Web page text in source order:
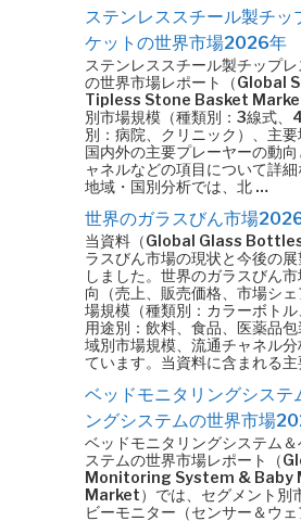
ステンレススチール製チッ
ケットの世界市場2026年
ステンレススチール製チップ
の世界市場レポート（Global
Tipless Stone Basket Market
別市場規模（種類別：3線式、
別：病院、クリニック）、主要
国内外の主要プレーヤーの動
ャネルなどの項目について詳細
地域・国別分析では、北 …
世界のガラスびん市場
当資料（Global Glass
ラスびん市場の現状と今後の
しました。世界のガラスびん
向（売上、販売価格、市場シ
場規模（種類別：カラーボトル
用途別：飲料、食品、医薬品
域別市場規模、流通チャネル
ています。当資料に含まれる
ベッドモニタリングシステ
ングシステムの世界市場
ベッドモニタリングシステム
ステムの世界市場レポート（
Monitoring System & Baby
Market）では、セグメント別
ビーモニター（センサー＆ウ